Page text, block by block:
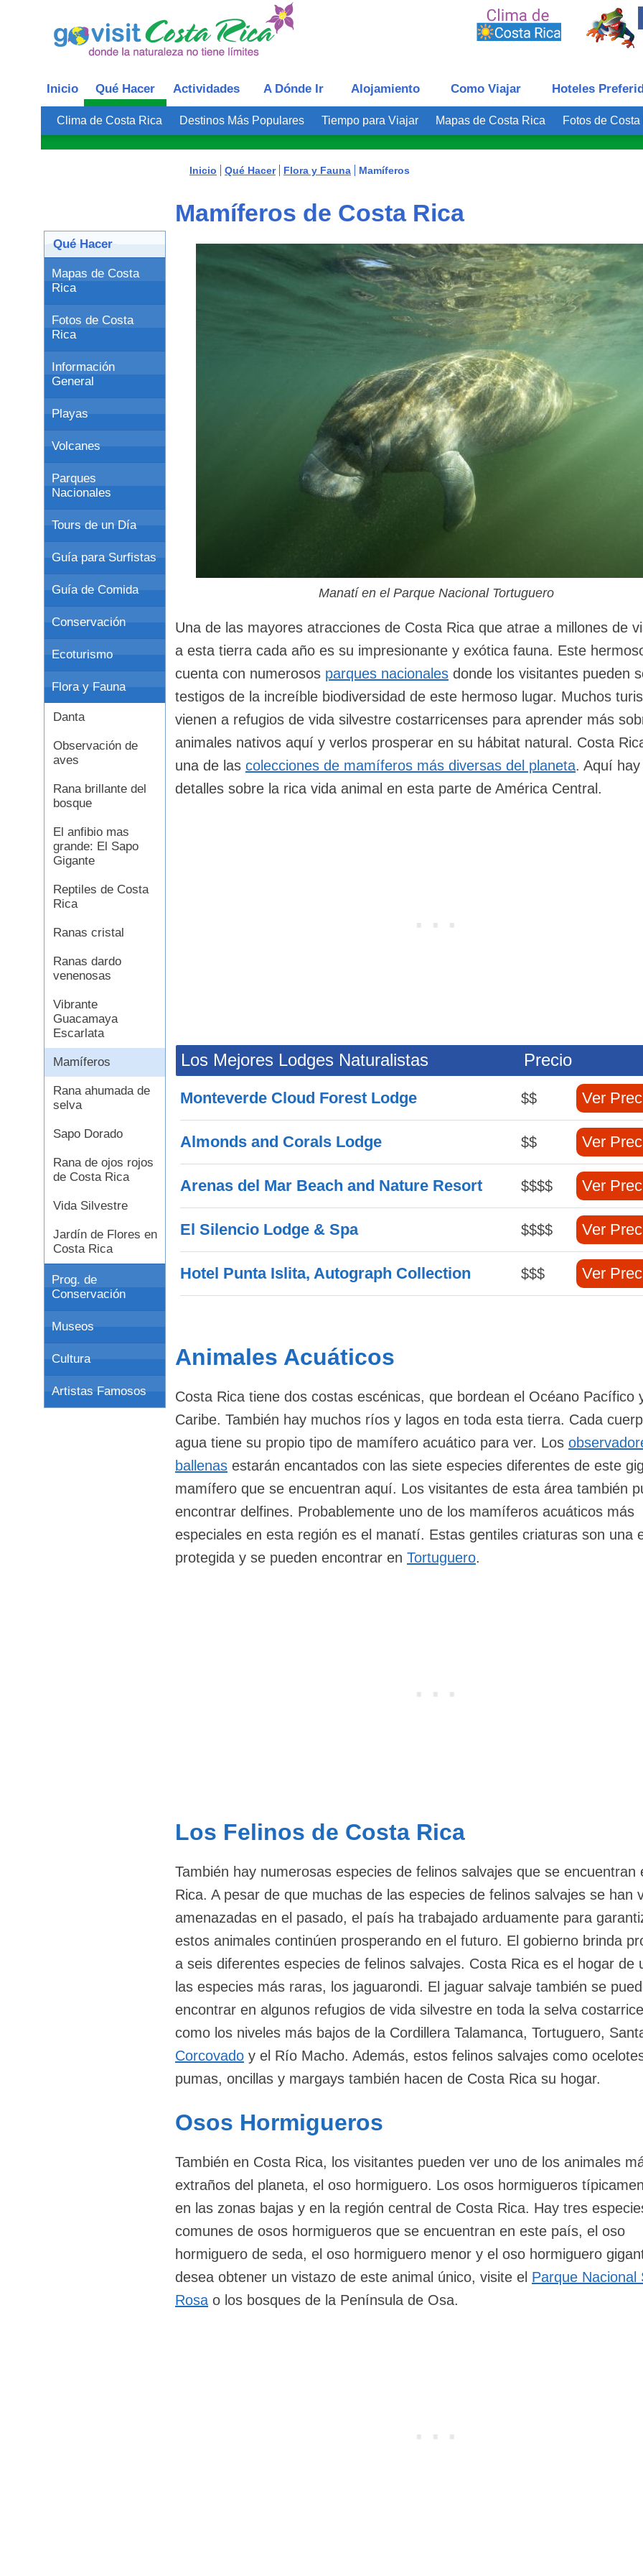
Inicio Qué Hacer Actividades A Dónde Ir Alojamiento Como Viajar Hoteles
Clima de Costa Rica Destinos Más Populares Tiempo para Viajar Mapas de Costa Rica Fotos de Costa
Qué Hacer
Mapas de Costa
Rica
Fotos de Costa
Rica
Información
General
Playas
Volcanes
Parques
Nacionales
Tours de un Día
Guía para Surfistas
Guía de Comida
Conservación
Ecoturismo
Flora y Fauna
Danta
Observación de
aves
Rana brillante del
bosque
El anfibio mas
grande: El Sapo
Gigante
Reptiles de Costa
Rica
Ranas cristal
Ranas dardo
venenosas
Vibrante
Guacamaya
Escarlata
Mamíferos
Rana ahumada de
selva
Sapo Dorado
Rana de ojos rojos
de Costa Rica
Vida Silvestre
Jardín de Flores en
Costa Rica
Prog. de
Conservación
Museos
Cultura
Artistas Famosos
Inicio Qué Hacer Flora y Fauna Mamíferos
Mamíferos de Costa Rica
Manatí en el Parque Nacional Tortuguero
Una de las mayores atracciones de Costa Rica que atrae a millones de
a esta tierra cada año es su impresionante y exótica fauna. Este
cuenta con numerosos parques nacionales donde los visitantes pueden
testigos de la increíble biodiversidad de este hermoso lugar. Muchos
vienen a refugios de vida silvestre costarricenses para aprender más
animales nativos aquí y verlos prosperar en su hábitat natural. Costa
una de las colecciones de mamíferos más diversas del planeta. Aquí
detalles sobre la rica vida animal en esta parte de América Central.
Los Mejores Lodges Naturalistas Precio
Monteverde Cloud Forest Lodge $$ Ver
Almonds and Corals Lodge $$ Ver
Arenas del Mar Beach and Nature Resort $$$$ Ver
El Silencio Lodge & Spa $$$$ Ver
Hotel Punta Islita, Autograph Collection $$$ Ver
Animales Acuáticos
Costa Rica tiene dos costas escénicas, que bordean el Océano Pacífico
Caribe. También hay muchos ríos y lagos en toda esta tierra. Cada
agua tiene su propio tipo de mamífero acuático para ver. Los
ballenas estarán encantados con las siete especies diferentes de este
mamífero que se encuentran aquí. Los visitantes de esta área también
encontrar delfines. Probablemente uno de los mamíferos acuáticos más
especiales en esta región es el manatí. Estas gentiles criaturas son una
protegida y se pueden encontrar en Tortuguero.
Los Felinos de Costa Rica
También hay numerosas especies de felinos salvajes que se encuentran
Rica. A pesar de que muchas de las especies de felinos salvajes se han
amenazadas en el pasado, el país ha trabajado arduamente para
estos animales continúen prosperando en el futuro. El gobierno brinda
a seis diferentes especies de felinos salvajes. Costa Rica es el hogar de
las especies más raras, los jaguarondi. El jaguar salvaje también se
encontrar en algunos refugios de vida silvestre en toda la selva
como los niveles más bajos de la Cordillera Talamanca, Tortuguero,
Corcovado y el Río Macho. Además, estos felinos salvajes como
pumas, oncillas y margays también hacen de Costa Rica su hogar.
Osos Hormigueros
También en Costa Rica, los visitantes pueden ver uno de los animales
extraños del planeta, el oso hormiguero. Los osos hormigueros
en las zonas bajas y en la región central de Costa Rica. Hay tres
comunes de osos hormigueros que se encuentran en este país, el oso
hormiguero de seda, el oso hormiguero menor y el oso hormiguero
desea obtener un vistazo de este animal único, visite el Parque Nacional
Rosa o los bosques de la Península de Osa.